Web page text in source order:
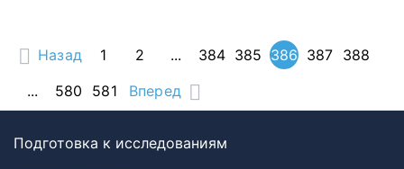
Назад 1 2 ... 384 385 386 387 388
...
580 581 Вперед
Подготовка к исследованиям